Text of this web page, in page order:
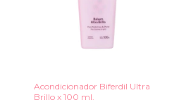
Acondicionador Biferdil Ultra
Brillo x 100 ml.